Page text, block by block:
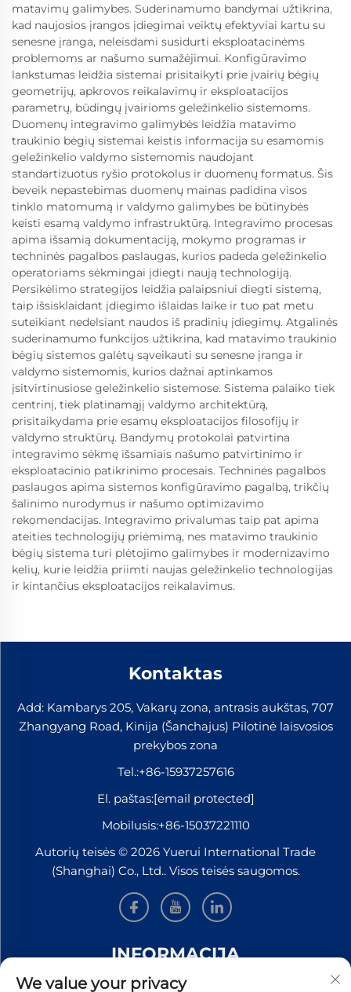
matavimų galimybes. Suderinamumo bandymai užtikrina,
kad naujosios įrangos įdiegimai veiktų efektyviai kartu su
senesne įranga, neleisdami susidurti eksploatacinėms
problemoms ar našumo sumažėjimui. Konfigūravimo
lankstumas leidžia sistemai prisitaikyti prie įvairių bėgių
geometrijų, apkrovos reikalavimų ir eksploatacijos
parametrų, būdingų įvairioms geležinkelio sistemoms.
Duomenų integravimo galimybės leidžia matavimo
traukinio bėgių sistemai keistis informacija su esamomis
geležinkelio valdymo sistemomis naudojant
standartizuotus ryšio protokolus ir duomenų formatus. Šis
beveik nepastebimas duomenų mainas padidina visos
tinklo matomumą ir valdymo galimybes be būtinybės
keisti esamą valdymo infrastruktūrą. Integravimo procesas
apima išsamią dokumentaciją, mokymo programas ir
techninės pagalbos paslaugas, kurios padeda geležinkelio
operatoriams sėkmingai įdiegti naują technologiją.
Persikėlimo strategijos leidžia palaipsniui diegti sistemą,
taip išsisklaidant įdiegimo išlaidas laike ir tuo pat metu
suteikiant nedelsiant naudos iš pradinių įdiegimų. Atgalinės
suderinamumo funkcijos užtikrina, kad matavimo traukinio
bėgių sistemos galėtų sąveikauti su senesne įranga ir
valdymo sistemomis, kurios dažnai aptinkamos
įsitvirtinusiose geležinkelio sistemose. Sistema palaiko tiek
centrinį, tiek platinamąjį valdymo architektūrą,
prisitaikydama prie esamų eksploatacijos filosofijų ir
valdymo struktūrų. Bandymų protokolai patvirtina
integravimo sėkmę išsamiais našumo patvirtinimo ir
eksploatacinio patikrinimo procesais. Techninės pagalbos
paslaugos apima sistemos konfigūravimo pagalbą, trikčių
šalinimo nurodymus ir našumo optimizavimo
rekomendacijas. Integravimo privalumas taip pat apima
ateities technologijų priėmimą, nes matavimo traukinio
bėgių sistema turi plėtojimo galimybes ir modernizavimo
kelių, kurie leidžia priimti naujas geležinkelio technologijas
ir kintančius eksploatacijos reikalavimus.
Kontaktas
Add: Kambarys 205, Vakarų zona, antrasis aukštas, 707
Zhangyang Road, Kinija (Šanchajus) Pilotinė laisvosios
prekybos zona
Tel.:+86-15937257616
El. paštas:[email protected]
Mobilusis:+86-15037221110
Autorių teisės © 2026 Yuerui International Trade
(Shanghai) Co., Ltd.. Visos teisės saugomos.
INFORMACIJA
Užsiregistruokite, kad gautumėte mūsų savaitinį
We value your privacy